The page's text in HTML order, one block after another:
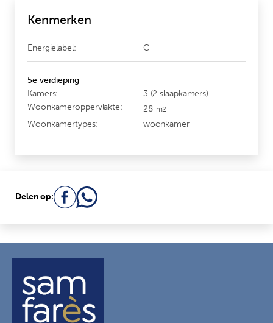
Kenmerken
Energielabel: C
5e verdieping
Kamers:
3 (2 slaapkamers)
Woonkameroppervlakte:
28 m2
Woonkamertypes: woonkamer
Delen op: